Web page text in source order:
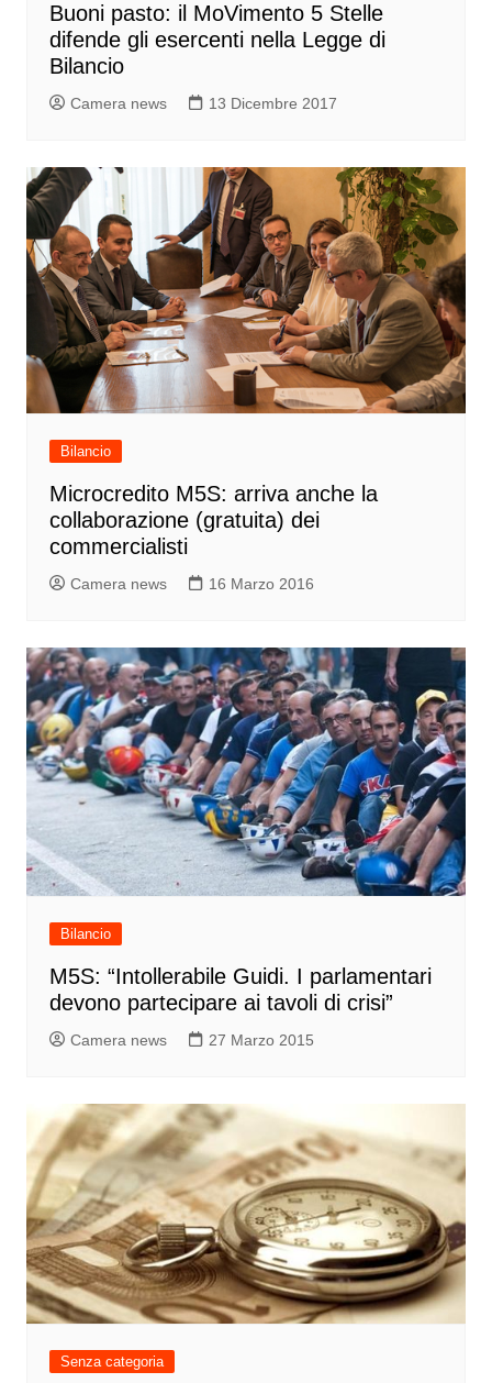
Buoni pasto: il MoVimento 5 Stelle
difende gli esercenti nella Legge di
Bilancio
Camera news 13 Dicembre 2017
Bilancio
Microcredito M5S: arriva anche la
collaborazione (gratuita) dei
commercialisti
Camera news 16 Marzo 2016
Bilancio
M5S: “Intollerabile Guidi. I parlamentari
devono partecipare ai tavoli di crisi”
Camera news 27 Marzo 2015
Senza categoria